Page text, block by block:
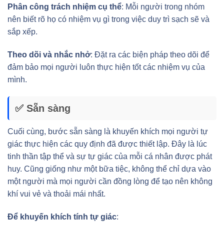
Phân công trách nhiệm cụ thể: Mỗi người trong nhóm
nên biết rõ họ có nhiệm vụ gì trong việc duy trì sạch sẽ và
sắp xếp.
Theo dõi và nhắc nhở: Đặt ra các biện pháp theo dõi để
đảm bảo mọi người luôn thực hiện tốt các nhiệm vụ của
mình.
✅ Sẵn sàng
Cuối cùng, bước sẵn sàng là khuyến khích mọi người tự
giác thực hiện các quy định đã được thiết lập. Đây là lúc
tinh thần tập thể và sự tự giác của mỗi cá nhân được phát
huy. Cũng giống như một bữa tiệc, không thể chỉ dựa vào
một người mà mọi người cần đồng lòng để tạo nên không
khí vui vẻ và thoải mái nhất.
Để khuyến khích tính tự giác: